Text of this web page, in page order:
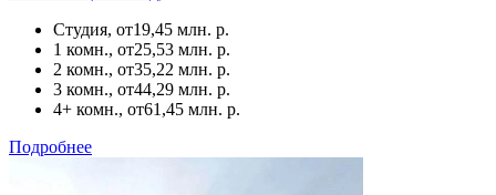
Студия, от19,45 млн. р.
1 комн., от25,53 млн. р.
2 комн., от35,22 млн. р.
3 комн., от44,29 млн. р.
4+ комн., от61,45 млн. р.
Подробнее